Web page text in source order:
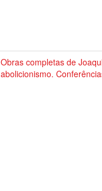
Obras completas de
abolicionismo.